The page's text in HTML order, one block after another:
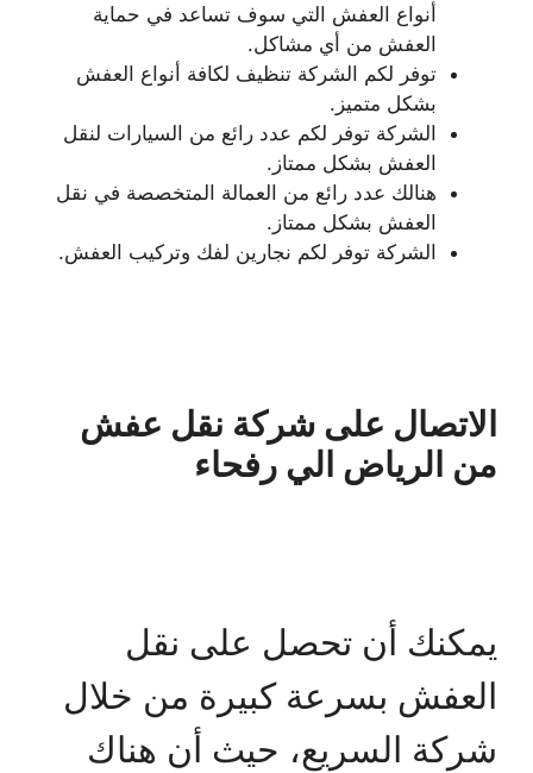
أنواع العفش التي سوف تساعد في حماية
العفش من أي مشاكل.
توفر لكم الشركة تنظيف لكافة أنواع العفش
بشكل متميز.
الشركة توفر لكم عدد رائع من السيارات لنقل
العفش بشكل ممتاز.
هنالك عدد رائع من العمالة المتخصصة في نقل
العفش بشكل ممتاز.
الشركة توفر لكم نجارين لفك وتركيب العفش.
الاتصال على شركة نقل عفش
من الرياض الي رفحاء
يمكنك أن تحصل على نقل
العفش بسرعة كبيرة من خلال
شركة السريع، حيث أن هناك